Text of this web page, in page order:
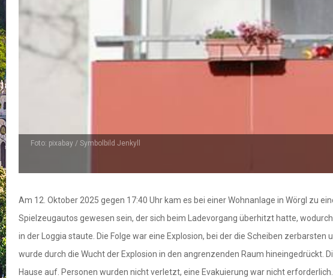
Foto: pixabay / Symbolbild Jenkyll
Am 12. Oktober 2025 gegen 17:40 Uhr kam es bei einer Wohnanlage in Wörgl zu
Spielzeugautos gewesen sein, der sich beim Ladevorgang überhitzt hatte,
in der Loggia staute. Die Folge war eine Explosion, bei der die Scheiben
wurde durch die Wucht der Explosion in den angrenzenden Raum
Hause auf. Personen wurden nicht verletzt, eine Evakuierung war nicht